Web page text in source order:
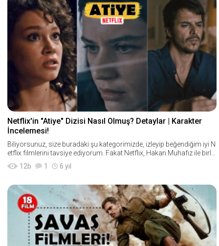
Netflix'in "Atiye" Dizisi Nasıl Olmuş? Detaylar | Karakter
İncelemesi!
Biliyorsunuz, size buradaki şu kategorimizde, izleyip beğendiğim iyi N
etflix filmlerini tavsiye ediyorum. Fakat Netflix, Hakan Muhafız ile birlik
te artık orijinal Türk diziler
12b 1 6 yıl